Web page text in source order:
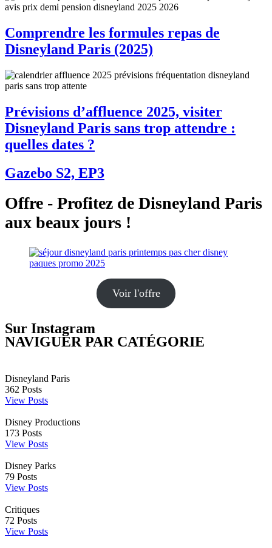
Comprendre les formules repas de
Disneyland Paris (2025)
Prévisions d’affluence 2025, visiter
Disneyland Paris sans trop attendre :
quelles dates ?
Gazebo S2, EP3
Offre - Profitez de Disneyland Paris
aux beaux jours !
Voir l'offre
Sur Instagram
NAVIGUER PAR CATÉGORIE
Disneyland Paris
362 Posts
View Posts
Disney Productions
173 Posts
View Posts
Disney Parks
79 Posts
View Posts
Critiques
72 Posts
View Posts